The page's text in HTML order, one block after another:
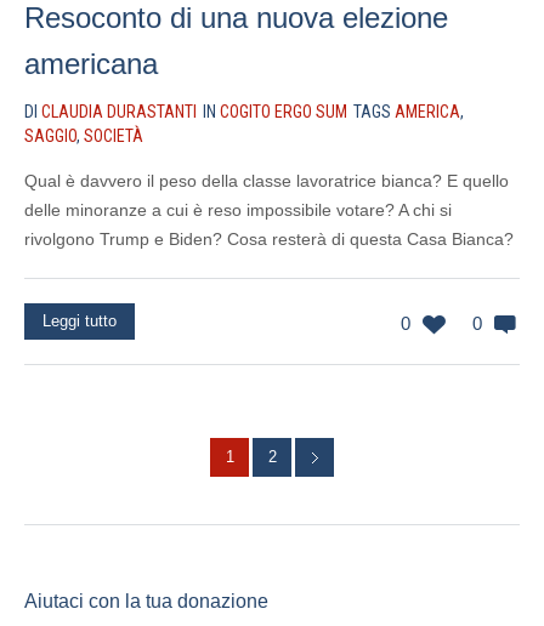
Resoconto di una nuova elezione
americana
DI CLAUDIA DURASTANTI IN COGITO ERGO SUM TAGS AMERICA,
SAGGIO, SOCIETÀ
Qual è davvero il peso della classe lavoratrice bianca? E quello
delle minoranze a cui è reso impossibile votare? A chi si
rivolgono Trump e Biden? Cosa resterà di questa Casa Bianca?
0 0
Leggi tutto
1 2
Aiutaci con la tua donazione